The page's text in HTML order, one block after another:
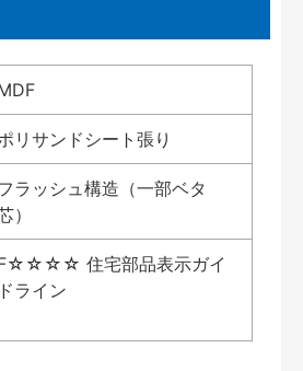
リサンドシート張り
ラッシュ構造（一部ベタ
）
住宅部品表示ガイ
ドライン